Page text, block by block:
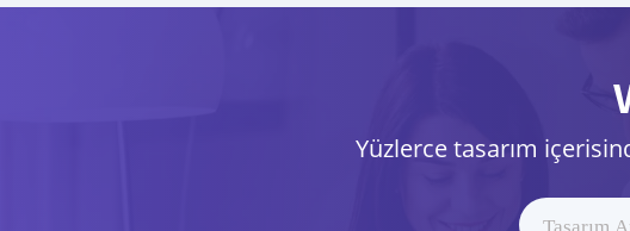
Yüzlerce tasarım